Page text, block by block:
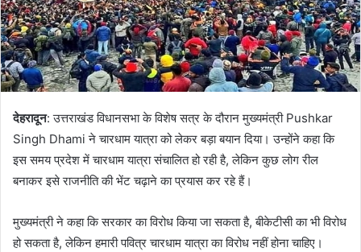
l
देहरादून: उत्तराखंड विधानसभा के विशेष सत्र के दौरान मुख्यमंत्री Pushkar
Singh Dhami ने चारधाम यात्रा को लेकर बड़ा बयान दिया। उन्होंने कहा कि
इस समय प्रदेश में चारधाम यात्रा संचालित हो रही है, लेकिन कुछ लोग रील
बनाकर इसे राजनीति की भेंट चढ़ाने का प्रयास कर रहे हैं।
मुख्यमंत्री ने कहा कि सरकार का विरोध किया जा सकता है, बीकेटीसी का भी विरोध
हो सकता है, लेकिन हमारी पवित्र चारधाम यात्रा का विरोध नहीं होना चाहिए।